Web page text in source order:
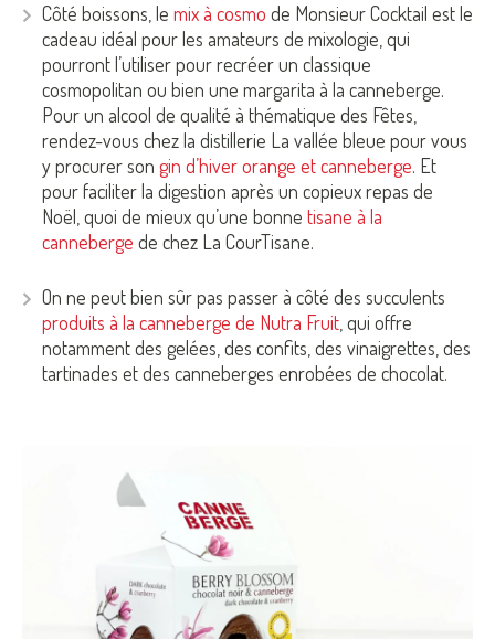
Côté boissons, le mix à cosmo de Monsieur Cocktail est le
cadeau idéal pour les amateurs de mixologie, qui
pourront l’utiliser pour recréer un classique
cosmopolitan ou bien une margarita à la canneberge.
Pour un alcool de qualité à thématique des Fêtes,
rendez-vous chez la distillerie La vallée bleue pour vous
y procurer son gin d’hiver orange et canneberge. Et
pour faciliter la digestion après un copieux repas de
Noël, quoi de mieux qu’une bonne tisane à la
canneberge de chez La CourTisane.
On ne peut bien sûr pas passer à côté des succulents
produits à la canneberge de Nutra Fruit , qui offre
notamment des gelées, des confits, des vinaigrettes, des
tartinades et des canneberges enrobées de chocolat.